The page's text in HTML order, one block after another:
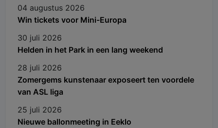
04 augustus 2026
Win tickets voor Mini-Europa
30 juli 2026
Helden in het Park in een lang weekend
28 juli 2026
Zomergems kunstenaar exposeert ten voordele
van ASL liga
25 juli 2026
Nieuwe ballonmeeting in Eeklo